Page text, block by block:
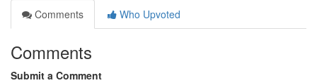
Comments
Who Upvoted
Comments
Submit a Comment